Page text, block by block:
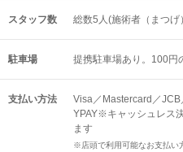
スタッフ数 総数5人(施術者（まつげ
駐車場 提携駐車場あり。100円
支払い方法
Visa／Mastercard／
YPAY※キャッシュレス
ます
※店頭で利用可能なお支払い